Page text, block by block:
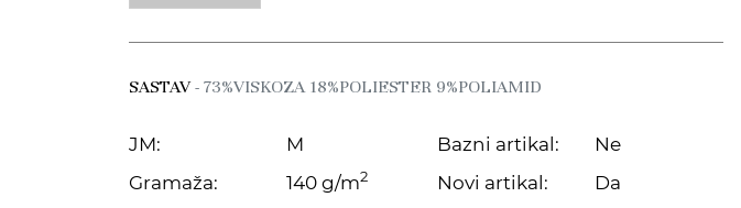
SASTAV- 73%VISKOZA 18%POLIESTER 9%POLIAMID
JM:
M
Gramaža:
140 g/m2
Bazni artikal:
Ne
Novi artikal:
Da